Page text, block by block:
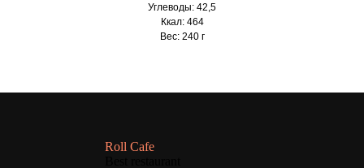
Углеводы: 42,5
Ккал: 464
Вес: 240 г
Roll Cafe